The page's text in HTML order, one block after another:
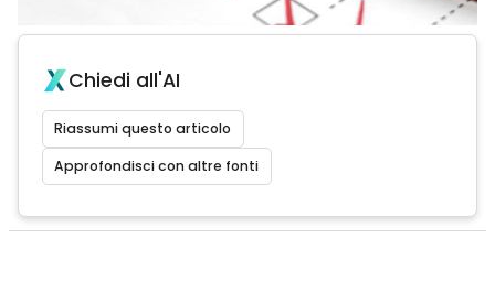
Chiedi all'AI
Riassumi questo articolo
Approfondisci con altre fonti